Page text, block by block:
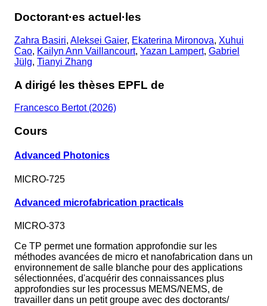
Doctorant·es actuel·les
Zahra Basiri, Aleksei Gaier, Ekaterina Mironova, Xuhui
Cao, Kailyn Ann Vaillancourt, Yazan Lampert, Gabriel
Jülg, Tianyi Zhang
A dirigé les thèses EPFL de
Francesco Bertot (2026)
Cours
Advanced Photonics
MICRO-725
Advanced microfabrication practicals
MICRO-373
Ce TP permet une formation approfondie sur les
méthodes avancées de micro et nanofabrication dans un
environnement de salle blanche pour des applications
sélectionnées, d'acquérir des connaissances plus
approfondies sur les processus MEMS/NEMS, de
travailler dans un petit groupe avec des doctorants/